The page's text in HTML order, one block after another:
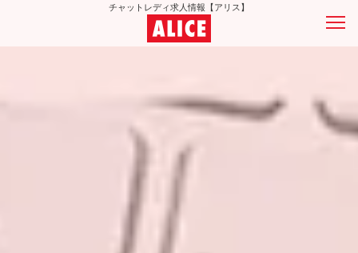
チャットレディ求人情報【アリス】